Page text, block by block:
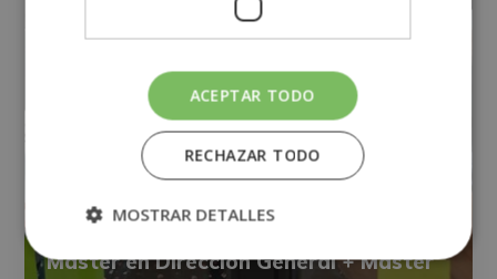
Máster en Dirección General + Máster
ACEPTAR TODO
RECHAZAR TODO
MOSTRAR DETALLES